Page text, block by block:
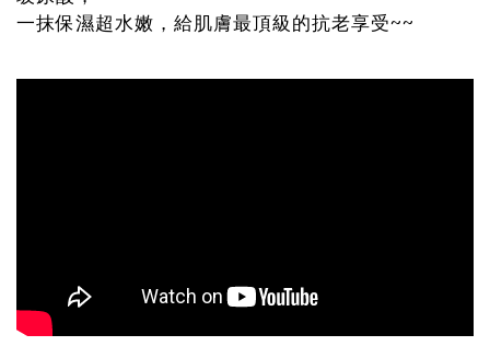
一抹保濕超水嫩，給肌膚最頂級的抗老享受~~